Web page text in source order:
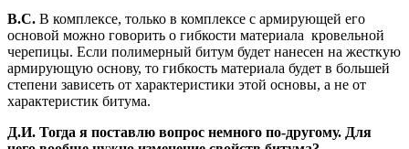
В.С. В комплексе, только в комплексе с армирующей его
основой можно говорить о гибкости материала кровельной
черепицы. Если полимерный битум будет нанесен на жесткую
армирующую основу, то гибкость материала будет в большей
степени зависеть от характеристики этой основы, а не от
характеристик битума.
Д.И. Тогда я поставлю вопрос немного по-другому. Для